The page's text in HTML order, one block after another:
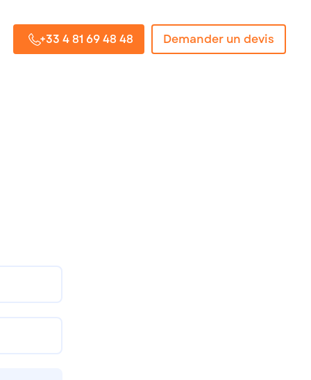
+33 4 81 69 48 48 Demander un devis